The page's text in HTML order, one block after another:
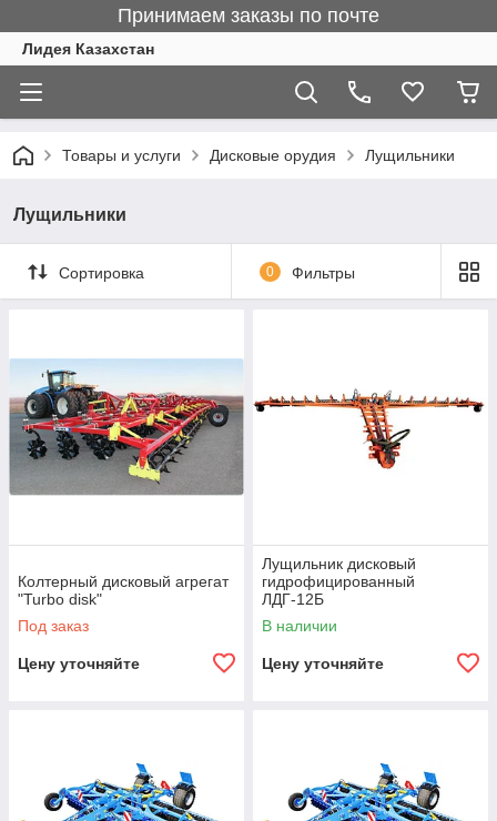
Принимаем заказы по почте
Лидея Казахстан
Товары и услуги Дисковые орудия Лущильники
Лущильники
Сортировка 0 Фильтры
Колтерный дисковый агрегат
"Turbo disk"
Под заказ
Цену уточняйте
Лущильник дисковый
гидрофицированный
ЛДГ-12Б
В наличии
Цену уточняйте